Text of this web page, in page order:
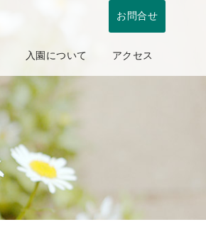
お問合せ
入園について アクセス